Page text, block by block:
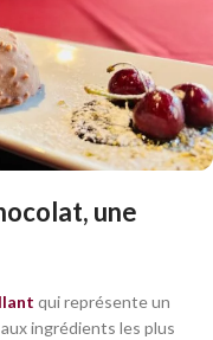
une
qui représente un
ingrédients les plus